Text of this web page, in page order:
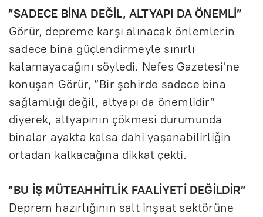
“SADECE BİNA DEĞİL, ALTYAPI DA ÖNEMLİ”
Görür, depreme karşı alınacak önlemlerin
sadece bina güçlendirmeyle sınırlı
kalamayacağını söyledi. Nefes Gazetesi'ne
konuşan Görür, “Bir şehirde sadece bina
sağlamlığı değil, altyapı da önemlidir”
diyerek, altyapının çökmesi durumunda
binalar ayakta kalsa dahi yaşanabilirliğin
ortadan kalkacağına dikkat çekti.
“BU İŞ MÜTEAHHİTLİK FAALİYETİ DEĞİLDİR”
Deprem hazırlığının salt inşaat sektörüne